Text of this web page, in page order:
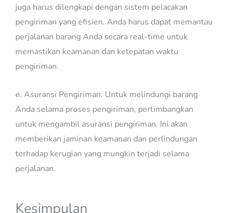
juga harus dilengkapi dengan sistem pelacakan
pengiriman yang efisien. Anda harus dapat memantau
perjalanan barang Anda secara real-time untuk
memastikan keamanan dan ketepatan waktu
pengiriman.
e. Asuransi Pengiriman: Untuk melindungi barang
Anda selama proses pengiriman, pertimbangkan
untuk mengambil asuransi pengiriman. Ini akan
memberikan jaminan keamanan dan perlindungan
terhadap kerugian yang mungkin terjadi selama
perjalanan.
Kesimpulan